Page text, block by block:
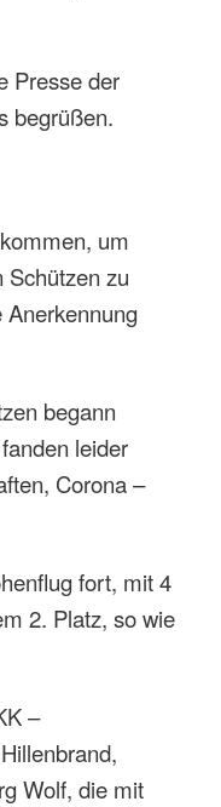
Presse der
begrüßen.
um
Schützen zu
Anerkennung
begann
leider
Corona –
fort, mit 4
2. Platz, so wie
–
Wolf, die mit